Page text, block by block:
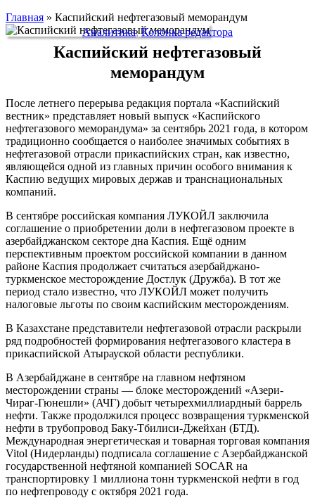
Главная » Каспийский нефтегазовый меморандум
Аналитика,Колонка редактора
Каспийский нефтегазовый
меморандум
После летнего перерыва редакция портала «Каспийский
вестник» представляет новый выпуск «Каспийского
нефтегазового меморандума» за сентябрь 2021 года, в котором
традиционно сообщается о наиболее значимых событиях в
нефтегазовой отрасли прикаспийских стран, как известно,
являющейся одной из главных причин особого внимания к
Каспию ведущих мировых держав и транснациональных
компаний.
В сентябре российская компания ЛУКОЙЛ заключила
соглашение о приобретении доли в нефтегазовом проекте в
азербайджанском секторе дна Каспия. Ещё одним
перспективным проектом российской компании в данном
районе Каспия продолжает считаться азербайджано-
туркменское месторождение Достлук (Дружба). В тот же
период стало известно, что ЛУКОЙЛ может получить
налоговые льготы по своим каспийским месторождениям.
В Казахстане представители нефтегазовой отрасли раскрыли
ряд подробностей формирования нефтегазового кластера в
прикаспийской Атырауской области республики.
В Азербайджане в сентябре на главном нефтяном
месторождении страны — блоке месторождений «Азери-
Чираг-Гюнешли» (АЧГ) добыт четырехмиллиардный баррель
нефти. Также продолжился процесс возвращения туркменской
нефти в трубопровод Баку-Тбилиси-Джейхан (БТД).
Международная энергетическая и товарная торговая компания
Vitol (Нидерланды) подписала соглашение с Азербайджанской
государственной нефтяной компанией SOCAR на
транспортировку 1 миллиона тонн туркменской нефти в год
по нефтепроводу с октября 2021 года.